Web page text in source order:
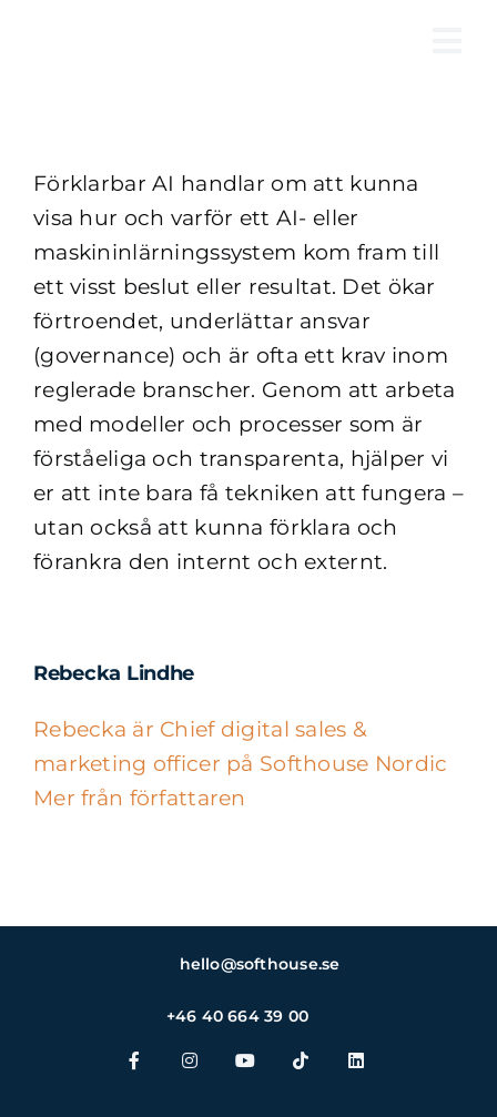
Förklarbar AI handlar om att kunna
visa hur och varför ett AI- eller
maskininlärningssystem kom fram till
ett visst beslut eller resultat. Det ökar
förtroendet, underlättar ansvar
(governance) och är ofta ett krav inom
reglerade branscher. Genom att arbeta
med modeller och processer som är
förståeliga och transparenta, hjälper vi
er att inte bara få tekniken att fungera –
utan också att kunna förklara och
förankra den internt och externt.
Rebecka Lindhe
Rebecka är Chief digital sales &
marketing officer på Softhouse Nordic
Mer från författaren
hello@softhouse.se
+46 40 664 39 00